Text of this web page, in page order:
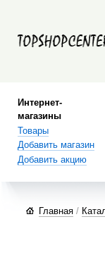
Интернет-
магазины
Товары
Добавить магазин
Добавить акцию
Главная /